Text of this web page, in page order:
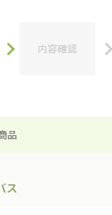
内容確認
品
ス